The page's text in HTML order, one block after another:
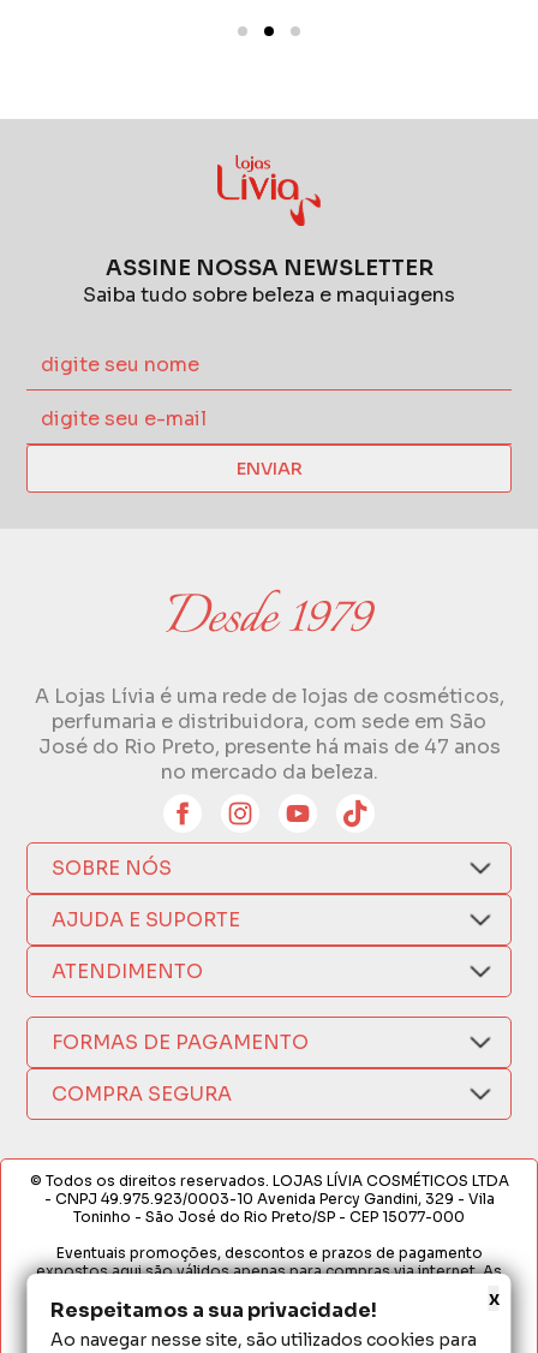
Respeitamos a sua privacidade!
Ao navegar nesse site, são utilizados cookies para
x
ASSINE NOSSA NEWSLETTER
Saiba tudo sobre beleza e maquiagens
ENVIAR
A Lojas Lívia é uma rede de lojas de cosméticos,
perfumaria e distribuidora, com sede em São
José do Rio Preto, presente há mais de 47 anos
no mercado da beleza.
SOBRE NÓS
Quem Somos
Compra Segura
Como Comprar
Nossas Lojas
Política de Privacidade
AJUDA E SUPORTE
Nosso Aplicativo
Trocas e Devoluções
Formas de Pagamento
Fretes e Entregas
Fabricantes
Termos de Compra e Venda
ATENDIMENTO
Fale por WhatsApp
(17) 3209-9595
sacweb@lojaslivia.com.br
FORMAS DE PAGAMENTO
COMPRA SEGURA
© Todos os direitos reservados. LOJAS LÍVIA COSMÉTICOS LTDA
- CNPJ 49.975.923/0003-10 Avenida Percy Gandini, 329 - Vila
Toninho - São José do Rio Preto/SP - CEP 15077-000
Eventuais promoções, descontos e prazos de pagamento
expostos aqui são válidos apenas para compras via internet. As
Loja. É proibida a utilização total ou parcial sem nossa autorização.
Em caso de divergência de preços no site, o valor válido é o do